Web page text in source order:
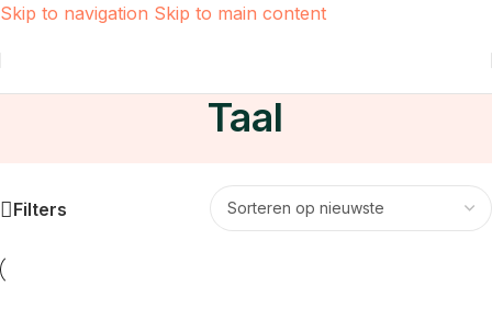
Skip to navigation Skip to main content
Taal
Filters